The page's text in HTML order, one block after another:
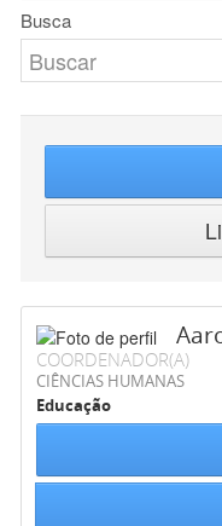
Busca
COORDENADOR(A)
CIÊNCIAS HUMANAS
Educação